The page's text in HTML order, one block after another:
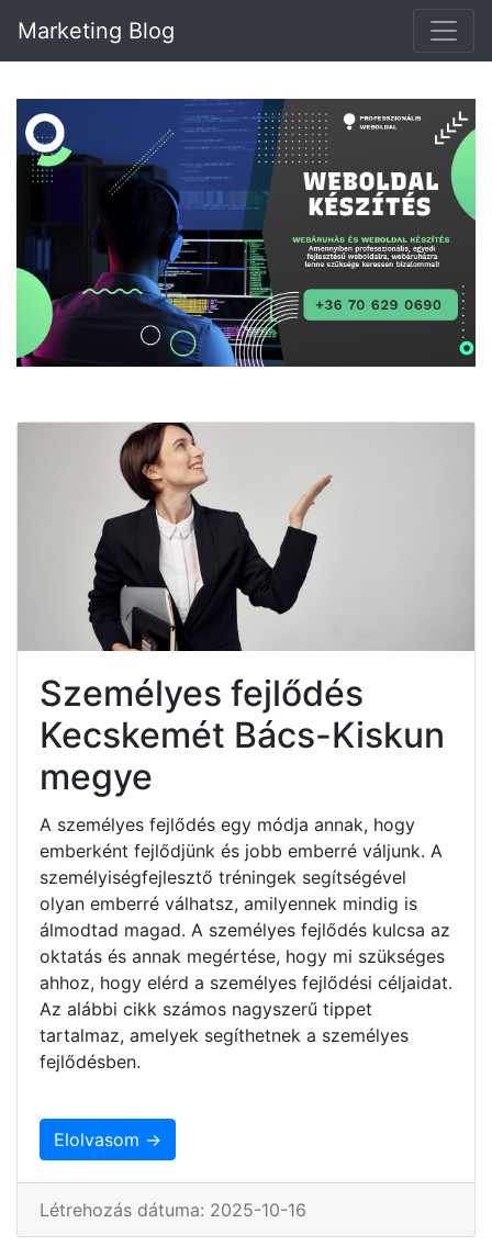
Marketing Blog
Személyes fejlődés
Kecskemét Bács-Kiskun
megye
A személyes fejlődés egy módja annak, hogy
emberként fejlődjünk és jobb emberré váljunk. A
személyiségfejlesztő tréningek segítségével
olyan emberré válhatsz, amilyennek mindig is
álmodtad magad. A személyes fejlődés kulcsa az
oktatás és annak megértése, hogy mi szükséges
ahhoz, hogy elérd a személyes fejlődési céljaidat.
Az alábbi cikk számos nagyszerű tippet
tartalmaz, amelyek segíthetnek a személyes
fejlődésben.
Elolvasom →
Létrehozás dátuma: 2025-10-16